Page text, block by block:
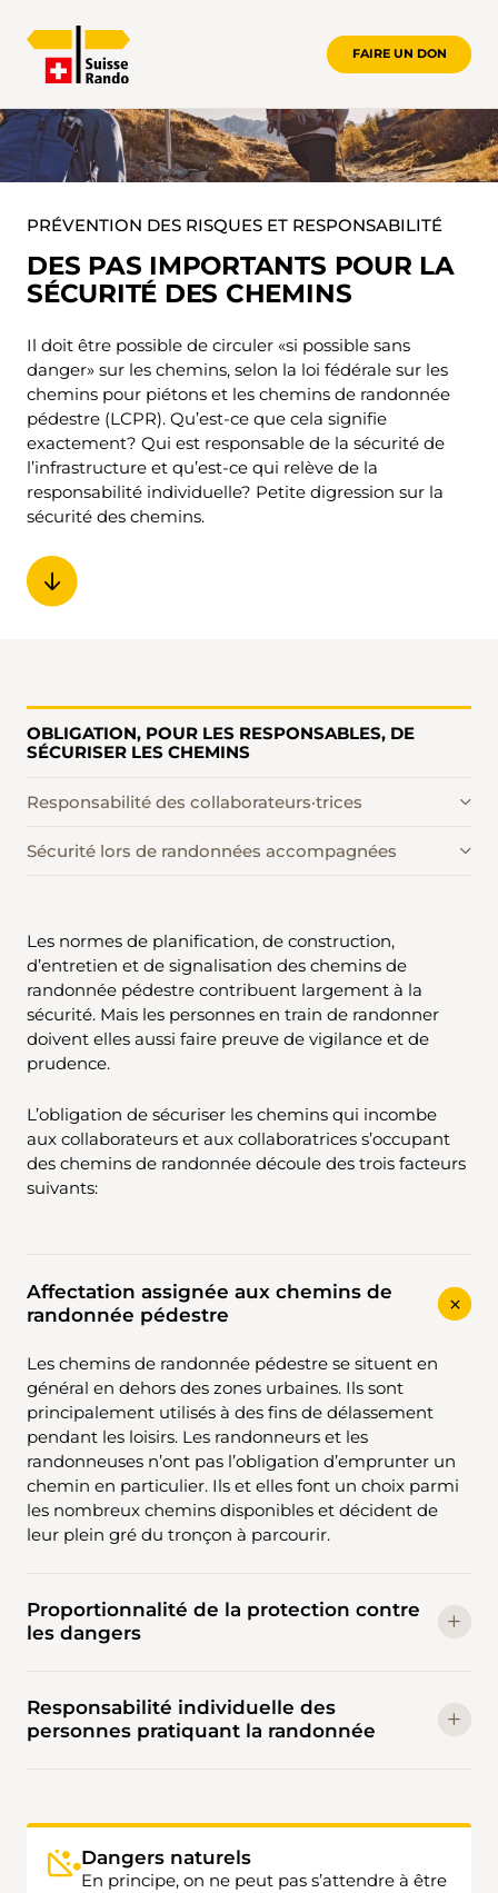
FAIRE UN DON
PRÉVENTION DES RISQUES ET
PRÉVENTION DES RISQUES ET RESPONSABILITÉ
DES PAS IMPORTANTS POUR LA
SÉCURITÉ DES CHEMINS
Il doit être possible de circuler «si possible sans
danger» sur les chemins, selon la loi fédérale sur les
chemins pour piétons et les chemins de randonnée
pédestre (LCPR). Qu’est-ce que cela signifie
exactement? Qui est responsable de la sécurité de
l’infrastructure et qu’est-ce qui relève de la
responsabilité individuelle? Petite digression sur la
sécurité des chemins.
OBLIGATION, POUR LES RESPONSABLES, DE
SÉCURISER LES CHEMINS
Responsabilité des collaborateurs·trices
Sécurité lors de randonnées accompagnées
Les normes de planification, de construction,
d’entretien et de signalisation des chemins de
randonnée pédestre contribuent largement à la
sécurité. Mais les personnes en train de randonner
doivent elles aussi faire preuve de vigilance et de
prudence.
L’obligation de sécuriser les chemins qui incombe
aux collaborateurs et aux collaboratrices s’occupant
des chemins de randonnée découle des trois facteurs
suivants:
Affectation assignée aux chemins de
randonnée pédestre
Les chemins de randonnée pédestre se situent en
général en dehors des zones urbaines. Ils sont
principalement utilisés à des fins de délassement
pendant les loisirs. Les randonneurs et les
randonneuses n’ont pas l’obligation d’emprunter un
chemin en particulier. Ils et elles font un choix parmi
les nombreux chemins disponibles et décident de
leur plein gré du tronçon à parcourir.
Proportionnalité de la protection contre
les dangers
Responsabilité individuelle des
personnes pratiquant la randonnée
Dangers naturels
En principe, on ne peut pas s’attendre à être